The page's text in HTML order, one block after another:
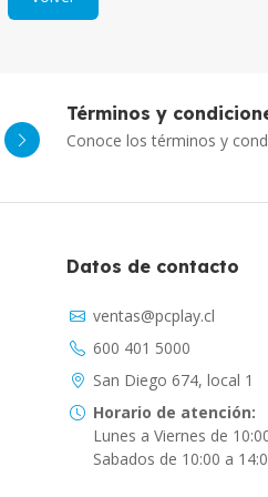
Términos y
Conoce los términos y
Datos de contacto
ventas@pcplay.cl
600 401 5000
San Diego 674, local 1
Horario de atención:
Lunes a Viernes de
Sabados de 10:00 a